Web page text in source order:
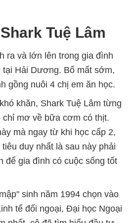
Tuệ Lâm
ra và lớn lên trong gia đình
tại Hải Dương. Bố mất sớm,
gồng nuôi 4 chị em ăn học.
khăn, Shark Tuệ Lâm từng
chỉ mơ về bữa cơm có thịt.
mà ngay từ khi học cấp 2,
duy nhất là sau này phải
để gia đình có cuộc sống tốt
sinh năm 1994 chọn vào
tế đối ngoại, Đại học Ngoại